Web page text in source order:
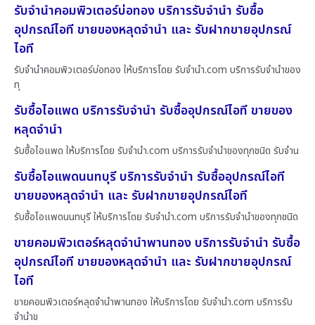
รับจำนำคอมพิวเตอร์บ่อทอง บริการรับจำนำ รับซื้อ
อุปกรณ์ไอที ขายของหลุดจำนำ และ รับฝากขายอุปกรณ์
ไอที
รับจำนำคอมพิวเตอร์บ่อทอง ให้บริการโดย รับจํานํา.com บริการรับจำนำของ
ทุ
รับซื้อไอแพด บริการรับจำนำ รับซื้ออุปกรณ์ไอที ขายของ
หลุดจำนำ
รับซื้อไอแพด ให้บริการโดย รับจํานํา.com บริการรับจำนำของทุกชนิด รับจำน
รับซื้อไอแพดนนทบุรี บริการรับจำนำ รับซื้ออุปกรณ์ไอที
ขายของหลุดจำนำ และ รับฝากขายอุปกรณ์ไอที
รับซื้อไอแพดนนทบุรี ให้บริการโดย รับจํานํา.com บริการรับจำนำของทุกชนิด
ขายคอมพิวเตอร์หลุดจำนำพานทอง บริการรับจำนำ รับซื้อ
อุปกรณ์ไอที ขายของหลุดจำนำ และ รับฝากขายอุปกรณ์
ไอที
ขายคอมพิวเตอร์หลุดจำนำพานทอง ให้บริการโดย รับจํานํา.com บริการรับ
จำนำข